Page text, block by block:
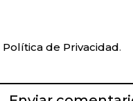
Política de Privacidad.